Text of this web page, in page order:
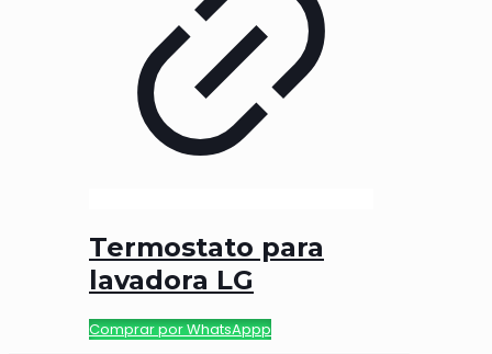
Termostato para
lavadora LG
Comprar por WhatsAppp